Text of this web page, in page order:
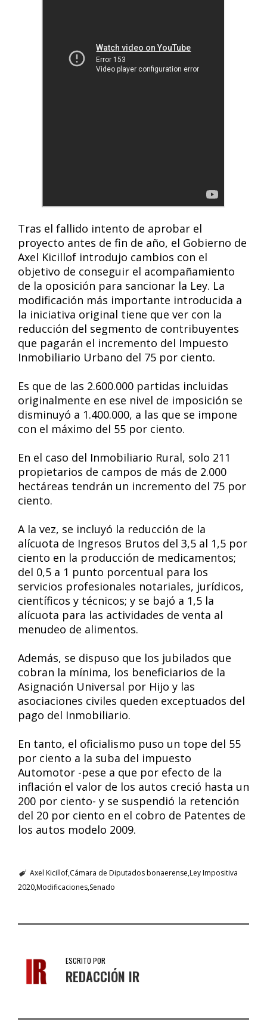
Tras el fallido intento de aprobar el
proyecto antes de fin de año, el Gobierno de
Axel Kicillof introdujo cambios con el
objetivo de conseguir el acompañamiento
de la oposición para sancionar la Ley. La
modificación más importante introducida a
la iniciativa original tiene que ver con la
reducción del segmento de contribuyentes
que pagarán el incremento del Impuesto
Inmobiliario Urbano del 75 por ciento.
Es que de las 2.600.000 partidas incluidas
originalmente en ese nivel de imposición se
disminuyó a 1.400.000, a las que se impone
con el máximo del 55 por ciento.
En el caso del Inmobiliario Rural, solo 211
propietarios de campos de más de 2.000
hectáreas tendrán un incremento del 75 por
ciento.
A la vez, se incluyó la reducción de la
alícuota de Ingresos Brutos del 3,5 al 1,5 por
ciento en la producción de medicamentos;
del 0,5 a 1 punto porcentual para los
servicios profesionales notariales, jurídicos,
científicos y técnicos; y se bajó a 1,5 la
alícuota para las actividades de venta al
menudeo de alimentos.
Además, se dispuso que los jubilados que
cobran la mínima, los beneficiarios de la
Asignación Universal por Hijo y las
asociaciones civiles queden exceptuados del
pago del Inmobiliario.
En tanto, el oficialismo puso un tope del 55
por ciento a la suba del impuesto
Automotor -pese a que por efecto de la
inflación el valor de los autos creció hasta un
200 por ciento- y se suspendió la retención
del 20 por ciento en el cobro de Patentes de
los autos modelo 2009.
Axel KicillofCámara de Diputados bonaerense Ley Impositiva
2020Modificaciones Senado
ESCRITO POR
REDACCIÓN IR